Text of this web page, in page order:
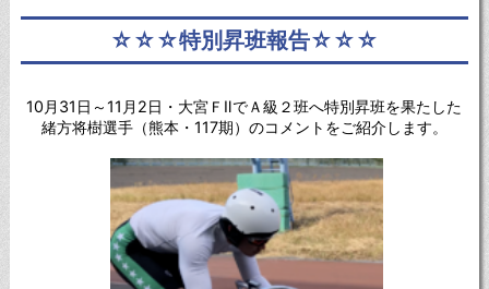
☆☆☆特別昇班報告☆☆☆
10月31日～11月2日・大宮ＦⅡでＡ級２班へ特別昇班を果たした
緒方将樹選手（熊本・117期）のコメントをご紹介します。